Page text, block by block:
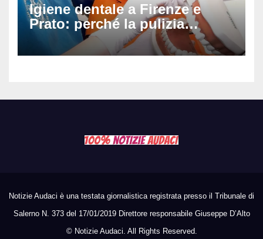
Igiene dentale a Firenze e
Prato: perché la pulizia
professionale è il primo passo
per prevenire la carie
Notizie Audaci è una testata giornalistica registrata presso il Tribunale di
Salerno N. 373 del 17/01/2019 Direttore responsabile Giuseppe D’Alto
© Notizie Audaci. All Rights Reserved.